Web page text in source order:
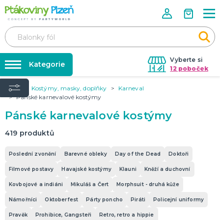
Vyberte si
12 poboček
Půjčovna kostýmů
Prodejny
Rozvoz
Párty Blog
O nás
Kariéra
Kontakt
Kategorie
KOSTÝMY, MASKY, DOPLŇKY
Karneval
KARNEVALOVÉ KOSTÝMY
Narozeninové oslavy
Párty s tématem
Úvod Kostýmy, masky, doplňky
Karneval
Pánské karnevalové kostýmy
Pánské karnevalové kostýmy
419 produktů
Poslední zvonění Barevné obleky Day of the Dead Doktoři
Filmové postavy Havajské kostýmy Klauni Kněží a duchovní
Kovbojové a indiáni Mikuláš a Čert Morphsuit - druhá kůže
Námořníci Oktoberfest Párty poncho Piráti Policejní uniformy
Pravěk Prohibice, Gangsteři Retro, retro a hippie